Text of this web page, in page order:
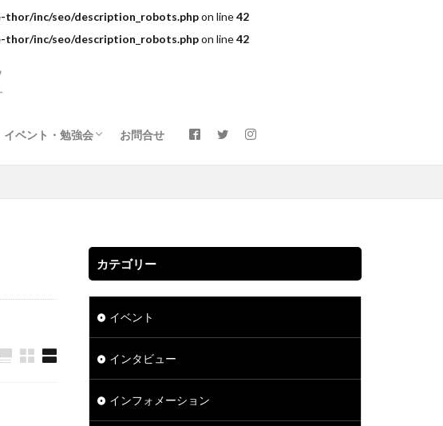
inc/seo/description_robots.phpon line42
inc/seo/description_robots.phpon line42
イベント・勉強会
活動レポート
お問合せ
カテゴリー
イベント
インタビュー
インフォメーション